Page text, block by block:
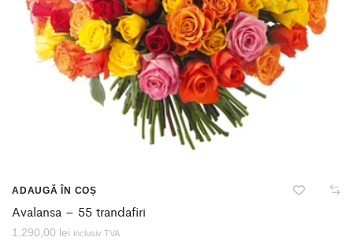
ADAUGĂ ÎN COȘ
Avalansa – 55 trandafiri
1.290,00 lei inclusiv TVA